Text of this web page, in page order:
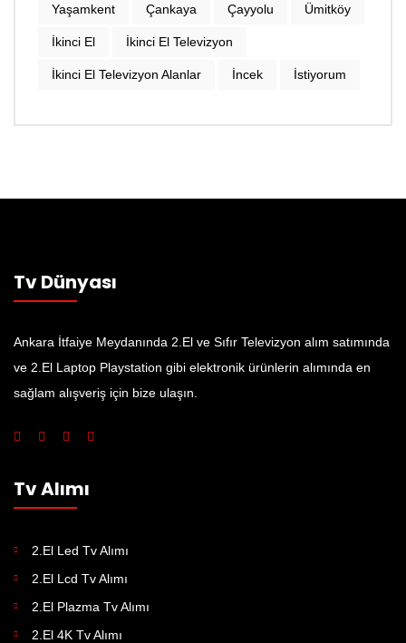
Yaşamkent Çankaya Çayyolu Ümitköy
İkinci El İkinci El Televizyon
İkinci El Televizyon Alanlar İncek İstiyorum
Tv Dünyası
Ankara İtfaiye Meydanında 2.El ve Sıfır Televizyon alım satımında
ve 2.El Laptop Playstation gibi elektronik ürünlerin alımında en
sağlam alışveriş için bize ulaşın.
Tv Alımı
2.El Led Tv Alımı
2.El Lcd Tv Alımı
2.El Plazma Tv Alımı
2.El 4K Tv Alımı